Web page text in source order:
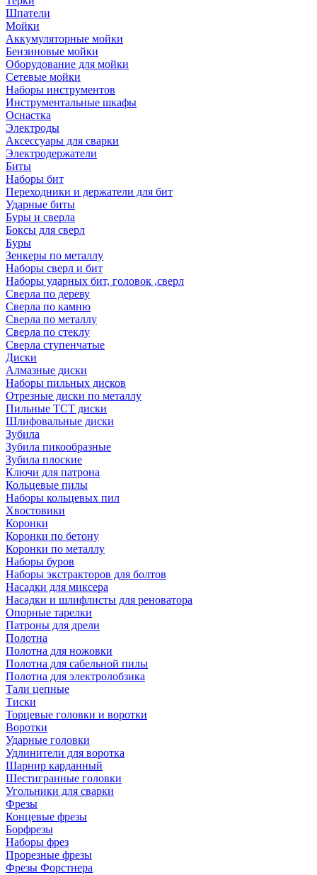
Шпатели
Мойки
Аккумуляторные мойки
Бензиновые мойки
Оборудование для мойки
Сетевые мойки
Наборы инструментов
Инструментальные шкафы
Оснастка
Электроды
Аксессуары для сварки
Электродержатели
Биты
Наборы бит
Переходники и держатели для бит
Ударные биты
Буры и сверла
Боксы для сверл
Буры
Зенкеры по металлу
Наборы сверл и бит
Наборы ударных бит, головок ,сверл
Сверла по дереву
Сверла по камню
Сверла по металлу
Сверла по стеклу
Сверла ступенчатые
Диски
Алмазные диски
Наборы пильных дисков
Отрезные диски по металлу
Пильные TCT диски
Шлифовальные диски
Зубила
Зубила пикообразные
Зубила плоские
Ключи для патрона
Кольцевые пилы
Наборы кольцевых пил
Хвостовики
Коронки
Коронки по бетону
Коронки по металлу
Наборы буров
Наборы экстракторов для болтов
Насадки для миксера
Насадки и шлифлисты для реноватора
Опорные тарелки
Патроны для дрели
Полотна
Полотна для ножовки
Полотна для сабельной пилы
Полотна для электролобзика
Тали цепные
Тиски
Торцевые головки и воротки
Воротки
Ударные головки
Удлинители для воротка
Шарнир карданный
Шестигранные головки
Угольники для сварки
Фрезы
Концевые фрезы
Борфрезы
Наборы фрез
Прорезные фрезы
Фрезы Форстнера